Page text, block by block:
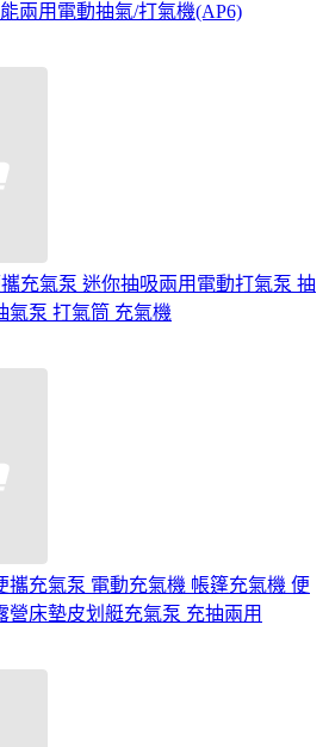
兩用電動抽氣/打氣機(AP6)
充氣泵 迷你抽吸兩用電動打氣泵 抽
氣泵 打氣筒 充氣機
攜充氣泵 電動充氣機 帳篷充氣機 便
營床墊皮划艇充氣泵 充抽兩用